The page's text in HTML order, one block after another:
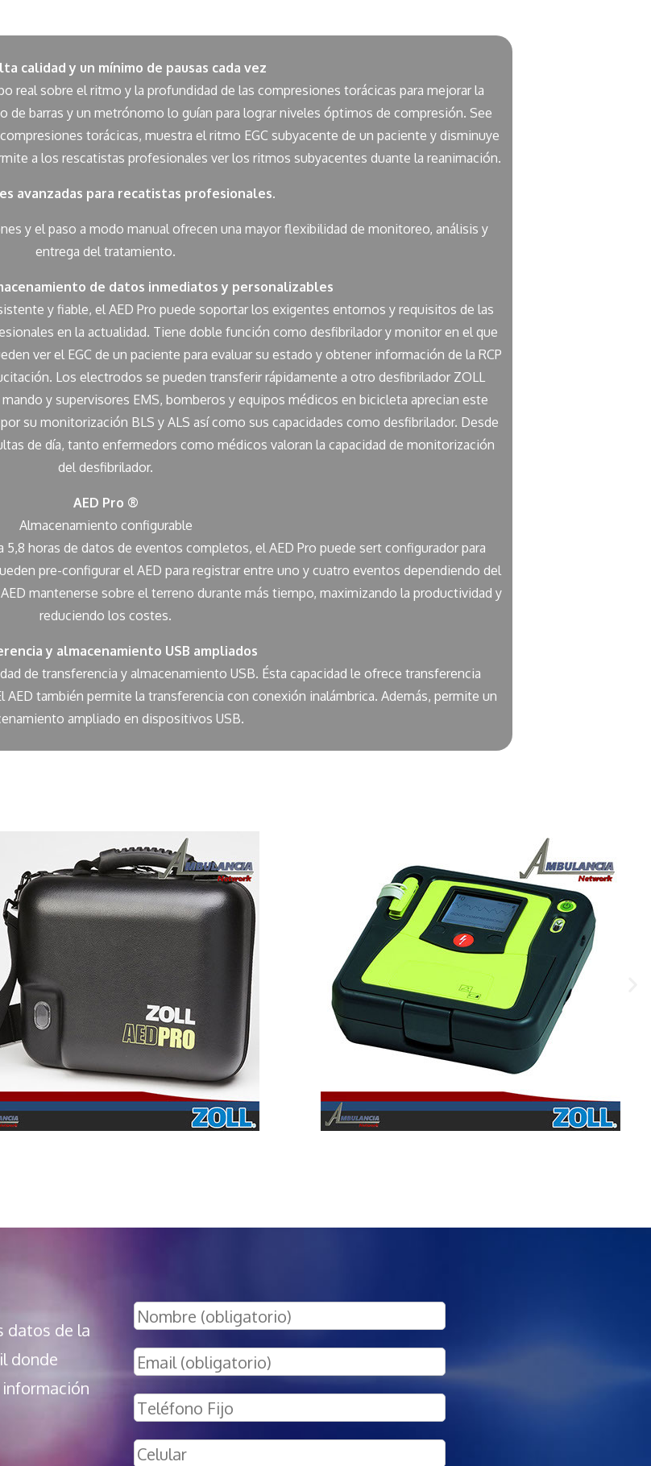
calidad y un mínimo de pausas cada vez
real sobre el ritmo y la profundidad de las compresiones torácicas para mejorar la
de barras y un metrónomo lo guían para lograr niveles óptimos de compresión. See
torácicas, muestra el ritmo EGC subyacente de un paciente y disminuye
a los rescatistas profesionales ver los ritmos subyacentes duante la reanimación.
avanzadas para recatistas profesionales.
y el paso a modo manual ofrecen una mayor flexibilidad de monitoreo, análisis y
entrega del tratamiento.
de datos inmediatos y personalizables
y fiable, el AED Pro puede soportar los exigentes entornos y requisitos de las
en la actualidad. Tiene doble función como desfibrilador y monitor en el que
ver el EGC de un paciente para evaluar su estado y obtener información de la RCP
Los electrodos se pueden transferir rápidamente a otro desfibrilador ZOLL
y supervisores EMS, bomberos y equipos médicos en bicicleta aprecian este
su monitorización BLS y ALS así como sus capacidades como desfibrilador. Desde
de día, tanto enfermedors como médicos valoran la capacidad de monitorización
del desfibrilador.
AED Pro ®
Almacenamiento configurable
5,8 horas de datos de eventos completos, el AED Pro puede sert configurador para
pre-configurar el AED para registrar entre uno y cuatro eventos dependiendo del
mantenerse sobre el terreno durante más tiempo, maximizando la productividad y
reduciendo los costes.
y almacenamiento USB ampliados
de transferencia y almacenamiento USB. Ésta capacidad le ofrece transferencia
AED también permite la transferencia con conexión inalámbrica. Además, permite un
ampliado en dispositivos USB.
datos de la
donde